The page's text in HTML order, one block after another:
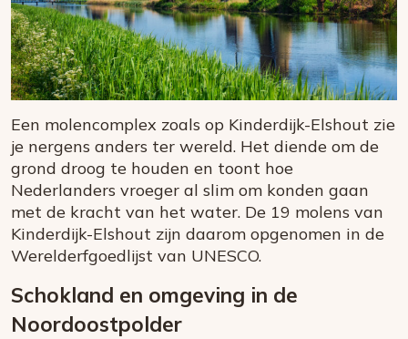
Een molencomplex zoals op Kinderdijk-Elshout zie
je nergens anders ter wereld. Het diende om de
grond droog te houden en toont hoe
Nederlanders vroeger al slim om konden gaan
met de kracht van het water. De 19 molens van
Kinderdijk-Elshout zijn daarom opgenomen in de
Werelderfgoedlijst van UNESCO.
Schokland en omgeving in de
Noordoostpolder